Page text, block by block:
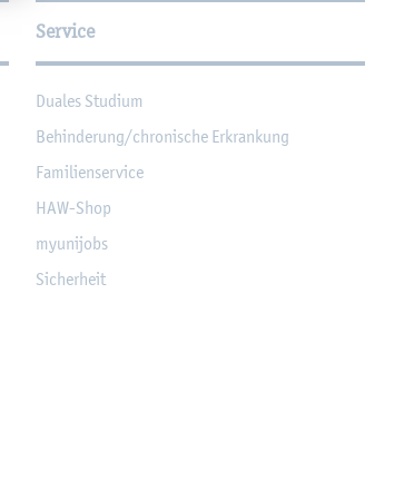
Service
Dua­les Stu­di­um
Be­hin­de­rung/chro­ni­sche Er­kran­kung
Fa­mi­li­en­ser­vice
HAW-Shop
myu­ni­jobs
Si­cher­heit